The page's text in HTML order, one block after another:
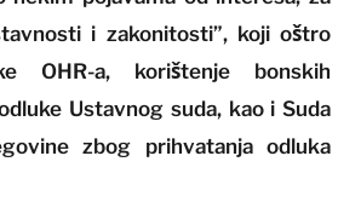
i zakonitosti”, koji oštro
OHR-a, korištenje bonskih
Ustavnog suda, kao i Suda
zbog prihvatanja odluka